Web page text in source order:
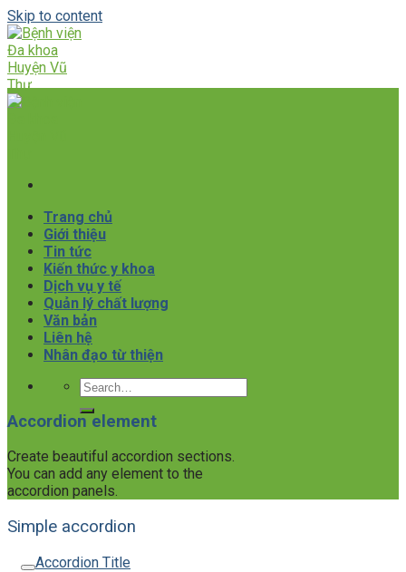
Skip to content
Trang chủ
Giới thiệu
Tin tức
Kiến thức y khoa
Dịch vụ y tế
Quản lý chất lượng
Văn bản
Liên hệ
Nhân đạo từ thiện
Accordion element
Create beautiful accordion sections.
You can add any element to the
accordion panels.
Simple accordion
Accordion Title